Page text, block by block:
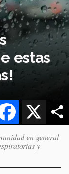
estas
X
Facebook
en general
y